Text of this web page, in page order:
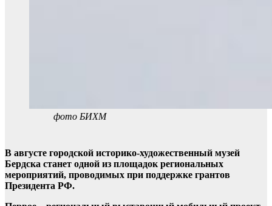
фото БИХМ
В августе городской историко-художественный музей
Бердска станет одной из площадок региональных
мероприятий, проводимых при поддержке грантов
Президента РФ.